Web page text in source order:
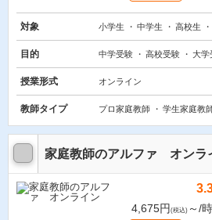
対象 小学生 中学生 高校生
目的 中学受験 高校受験 大学
授業形式 オンライン
教師タイプ プロ家庭教師 学生家庭教
家庭教師のアルファ オンラ
4,675円 (税込) ～/